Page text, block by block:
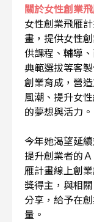
關於女性創業
女性創業飛雁
畫，提供女性
供課程、輔導
典範選拔等客
創業育成，營
風潮、提升女
的夢想與活力。
今年她渴望延
提升創業者的
雁計畫線上創
獎得主，與相
分享，給予在
量。